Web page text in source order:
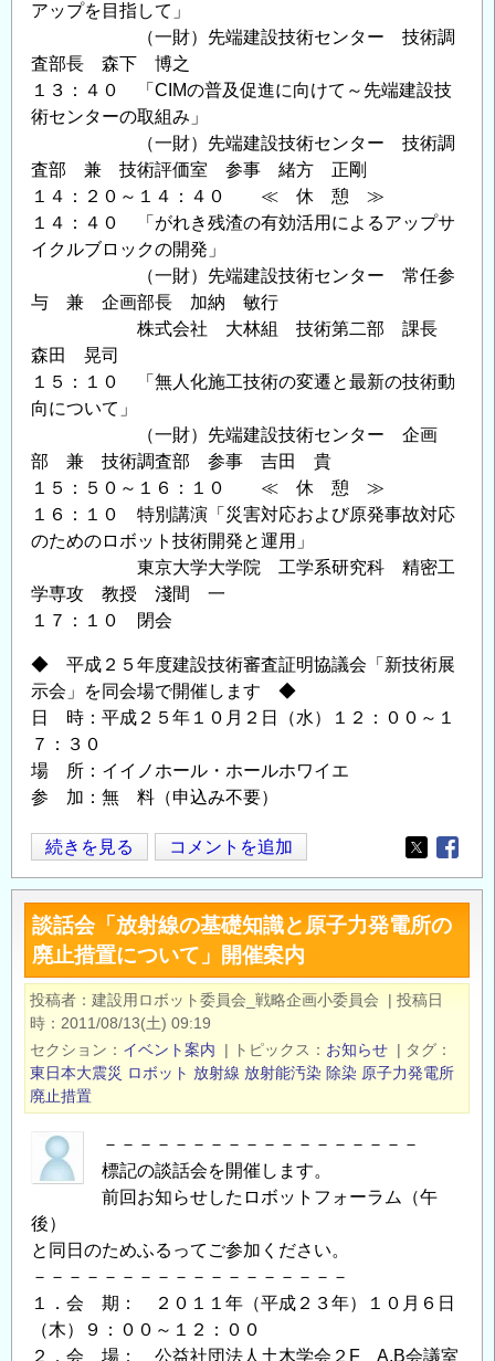
アップを目指して」
（一財）先端建設技術センター 技術調
査部長 森下 博之
１３：４０ 「CIMの普及促進に向けて～先端建設技
術センターの取組み」
（一財）先端建設技術センター 技術調
査部 兼 技術評価室 参事 緒方 正剛
１４：２０～１４：４０ ≪ 休 憩 ≫
１４：４０ 「がれき残渣の有効活用によるアップサ
イクルブロックの開発」
（一財）先端建設技術センター 常任参
与 兼 企画部長 加納 敏行
株式会社 大林組 技術第二部 課長
森田 晃司
１５：１０ 「無人化施工技術の変遷と最新の技術動
向について」
（一財）先端建設技術センター 企画
部 兼 技術調査部 参事 吉田 貴
１５：５０～１６：１０ ≪ 休 憩 ≫
１６：１０ 特別講演「災害対応および原発事故対応
のためのロボット技術開発と運用」
東京大学大学院 工学系研究科 精密工
学専攻 教授 淺間 一
１７：１０ 閉会
◆ 平成２５年度建設技術審査証明協議会「新技術展
示会」を同会場で開催します ◆
日 時：平成２５年１０月２日（水）１２：００～１
７：３０
場 所：イイノホール・ホールホワイエ
参 加：無 料（申込み不要）
先
端
建
設
技
術
セ
ミ
ナ
ー
催
の
知
ら
の
続きを見る コメントを追加
Opens in
談話会「放射線の基礎知識と原子力発電所の
廃止措置について」開催案内
投稿者 建設用ロボット委員会_戦略企画小委員会 | 投稿日
時
2011/08/13(土) 09:19
セクション
イベント案内 | トピックス お知らせ | タグ
東日本大震災 ロボット 放射線 放射能汚染 除染 原子力発電所
廃止措置
－－－－－－－－－－－－－－－－－－
標記の談話会を開催します。
前回お知らせしたロボットフォーラム（午
後）
と同日のためふるってご参加ください。
－－－－－－－－－－－－－－－－－－
１．会 期： ２０１１年（平成２３年）１０月６日
（木）９：００～１２：００
２．会 場： 公益社団法人土木学会２F A,B会議室